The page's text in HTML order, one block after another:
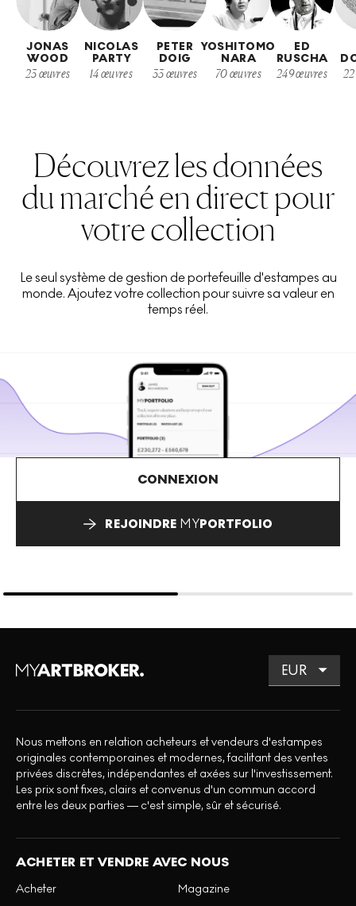
JONAS
WOOD
23œuvres
NICOLAS
PARTY
14œuvres
PETER
DOIG
33œuvres
YOSHITOMO
NARA
70œuvres
ED
RUSCHA
249œuvres 22
Découvrez les données
du marché en direct pour
votre collection
Le seul système de gestion de portefeuille d'estampes au
monde. Ajoutez votre collection pour suivre sa valeur en
temps réel.
CONNEXION
REJOINDRE MYPORTFOLIO
Nous mettons en relation acheteurs et vendeurs d'estampes
originales contemporaines et modernes, facilitant des ventes
privées discrètes, indépendantes et axées sur l'investissement.
Les prix sont fixes, clairs et convenus d'un commun accord
entre les deux parties — c'est simple, sûr et sécurisé.
ACHETER ET VENDRE AVEC NOUS
Acheter
Magazine